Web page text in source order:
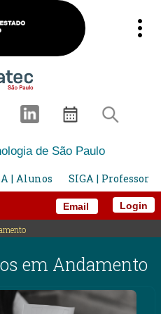
Email
de São Paulo
| Alunos SIGA | Professor
Login
em Andamento